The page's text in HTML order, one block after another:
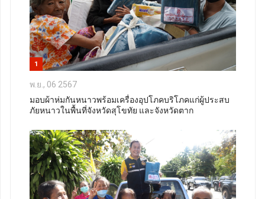
1
พ.ย., 06 2567
มอบผ้าห่มกันหนาวพร้อมเครื่องอุปโภคบริโภคแก่ผู้ประสบ
ภัยหนาวในพื้นที่จังหวัดสุโขทัย และจังหวัดตาก